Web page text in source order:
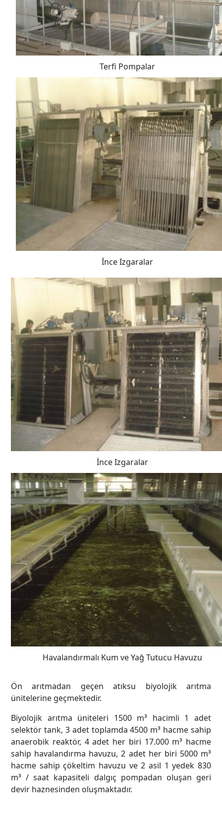
Terfi Pompalar
İnce Izgaralar
İnce Izgaralar
Havalandırmalı Kum ve Yağ Tutucu Havuzu
Ön arıtmadan geçen atıksu biyolojik arıtma
ünitelerine geçmektedir.
Biyolojik arıtma üniteleri 1500 m³ hacimli 1 adet
selektör tank, 3 adet toplamda 4500 m³ hacme sahip
anaerobik reaktör, 4 adet her biri 17.000 m³ hacme
sahip havalandırma havuzu, 2 adet her biri 5000 m³
hacme sahip çökeltim havuzu ve 2 asil 1 yedek 830
m³ / saat kapasiteli dalgıç pompadan oluşan geri
devir haznesinden oluşmaktadır.